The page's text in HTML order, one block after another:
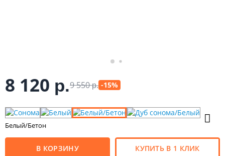
8 120 р.9 550р. -15%
Белый/Бетон
В КОРЗИНУ КУПИТЬ В 1 КЛИК